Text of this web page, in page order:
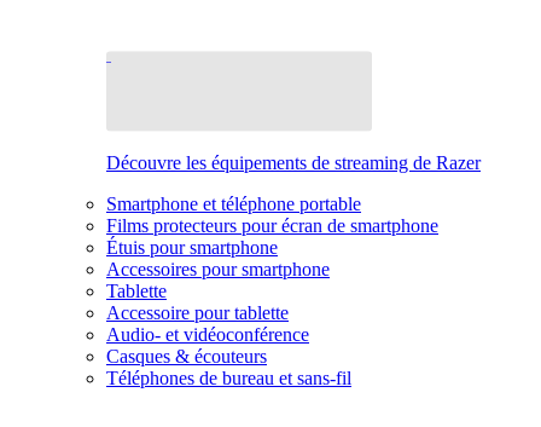
Découvre les équipements de streaming de Razer
Smartphone et téléphone portable
Films protecteurs pour écran de smartphone
Étuis pour smartphone
Accessoires pour smartphone
Tablette
Accessoire pour tablette
Audio- et vidéoconférence
Casques & écouteurs
Téléphones de bureau et sans-fil